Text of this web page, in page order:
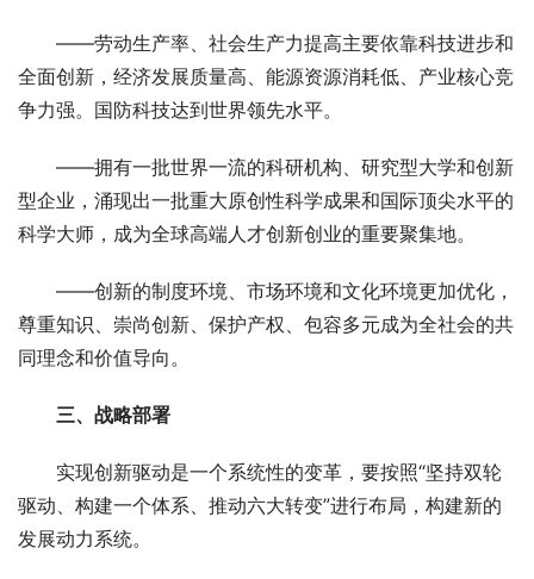
——劳动生产率、社会生产力提高主要依靠科技进步和
全面创新，经济发展质量高、能源资源消耗低、产业核心竞
争力强。国防科技达到世界领先水平。
——拥有一批世界一流的科研机构、研究型大学和创新
型企业，涌现出一批重大原创性科学成果和国际顶尖水平的
科学大师，成为全球高端人才创新创业的重要聚集地。
——创新的制度环境、市场环境和文化环境更加优化，
尊重知识、崇尚创新、保护产权、包容多元成为全社会的共
同理念和价值导向。
三、战略部署
实现创新驱动是一个系统性的变革，要按照“坚持双轮
驱动、构建一个体系、推动六大转变”进行布局，构建新的
发展动力系统。